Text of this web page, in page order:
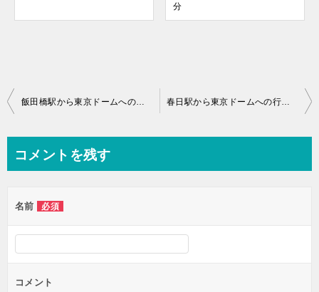
分
投
ビ
ー
シ
ョ
ン
コメントを残す
名前 必須
コメント